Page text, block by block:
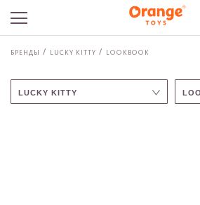
БРЕНДЫ LUCKY KITTY LOOKBOOK